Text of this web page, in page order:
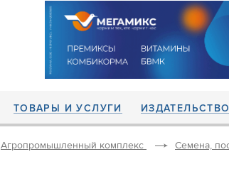
ТОВАРЫ И УСЛУГИ ИЗДАТЕЛЬСТВО
Агропромышленный комплекс Семена,